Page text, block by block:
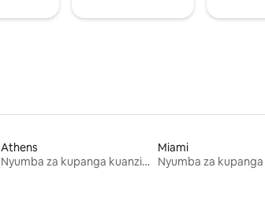
Athens
Nyumba za kupanga kuanzia mwezi mmoja
Miami